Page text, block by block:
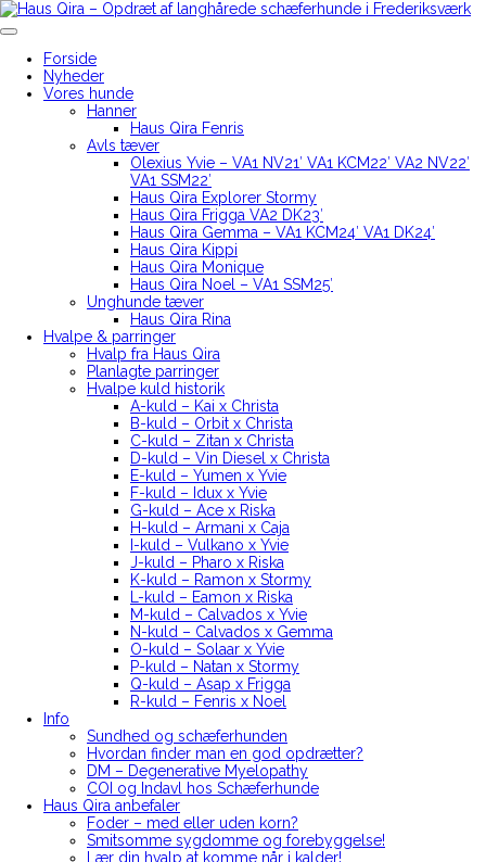
Skip
to
Forside
Nyheder
Vores hunde
Hanner
Haus Qira Fenris
Avls tæver
Olexius Yvie – VA1 NV21′ VA1 KCM22′ VA2 NV22′
VA1 SSM22′
Haus Qira Explorer Stormy
Haus Qira Frigga VA2 DK23′
Haus Qira Gemma – VA1 KCM24′ VA1 DK24′
Haus Qira Kippi
Haus Qira Monique
Haus Qira Noel – VA1 SSM25′
Unghunde tæver
Haus Qira Rina
Hvalpe & parringer
Hvalp fra Haus Qira
Planlagte parringer
Hvalpe kuld historik
A-kuld – Kai x Christa
B-kuld – Orbit x Christa
C-kuld – Zitan x Christa
D-kuld – Vin Diesel x Christa
E-kuld – Yumen x Yvie
F-kuld – Idux x Yvie
G-kuld – Ace x Riska
H-kuld – Armani x Caja
I-kuld – Vulkano x Yvie
J-kuld – Pharo x Riska
K-kuld – Ramon x Stormy
L-kuld – Eamon x Riska
M-kuld – Calvados x Yvie
N-kuld – Calvados x Gemma
O-kuld – Solaar x Yvie
P-kuld – Natan x Stormy
Q-kuld – Asap x Frigga
R-kuld – Fenris x Noel
Info
Sundhed og schæferhunden
Hvordan finder man en god opdrætter?
DM – Degenerative Myelopathy
COI og Indavl hos Schæferhunde
Haus Qira anbefaler
Foder – med eller uden korn?
Smitsomme sygdomme og forebyggelse!
Lær din hvalp at komme når i kalder!